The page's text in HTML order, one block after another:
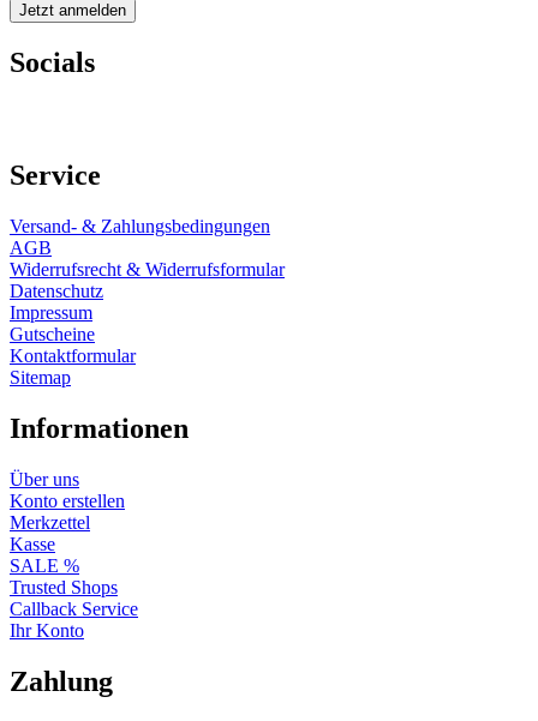
Socials
Service
Versand- & Zahlungsbedingungen
AGB
Widerrufsrecht & Widerrufsformular
Datenschutz
Impressum
Gutscheine
Kontaktformular
Sitemap
Informationen
Über uns
Konto erstellen
Merkzettel
Kasse
SALE %
Trusted Shops
Callback Service
Ihr Konto
Zahlung